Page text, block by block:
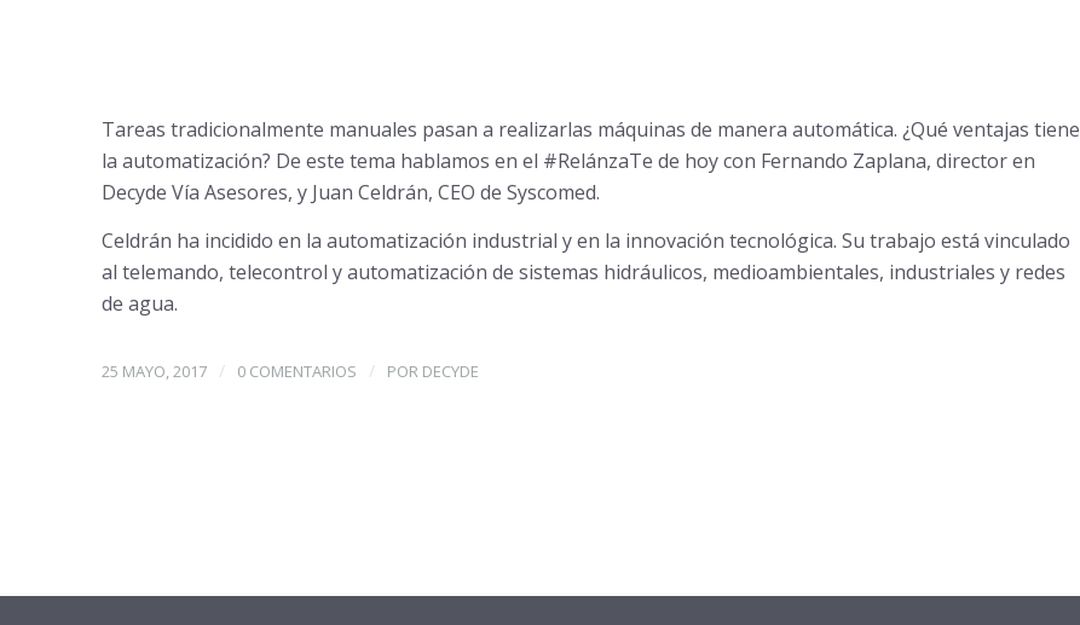
Tareas tradicionalmente manuales pasan a realizarlas máquinas de manera automática. ¿Qué ventajas tiene
la automatización? De este tema hablamos en el #RelánzaTe de hoy con Fernando Zaplana, director en
Decyde Vía Asesores, y Juan Celdrán, CEO de Syscomed.
Celdrán ha incidido en la automatización industrial y en la innovación tecnológica. Su trabajo está vinculado
al telemando, telecontrol y automatización de sistemas hidráulicos, medioambientales, industriales y redes
de agua.
25 MAYO, 2017 / 0 COMENTARIOS / POR DECYDE